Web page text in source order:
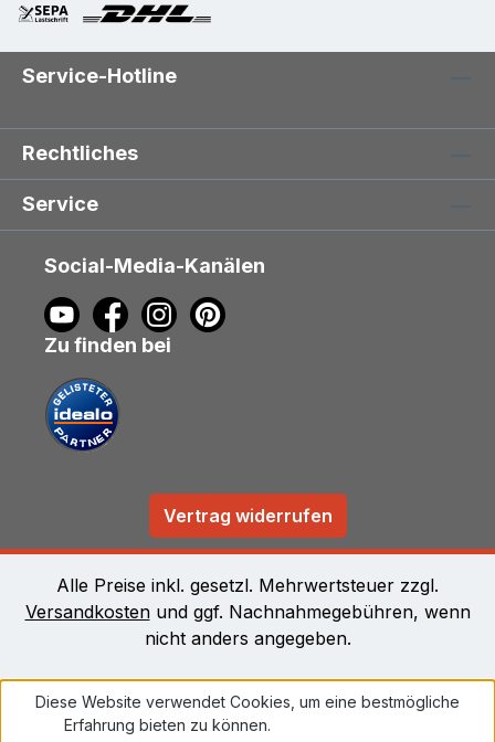
Service-Hotline
Rechtliches
Service
Social-Media-Kanälen
Zu finden bei
Vertrag widerrufen
Alle Preise inkl. gesetzl. Mehrwertsteuer zzgl.
Versandkostenund ggf. Nachnahmegebühren, wenn
nicht anders angegeben.
Diese Website verwendet Cookies, um eine bestmögliche
Erfahrung bieten zu können.